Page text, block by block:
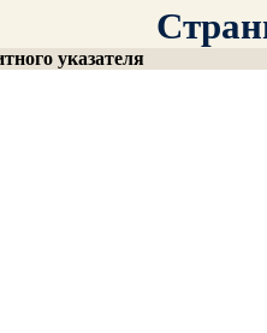
указателя